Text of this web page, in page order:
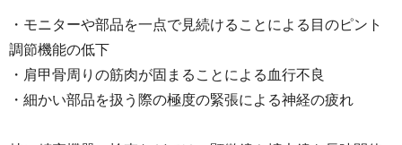
・モニターや部品を一点で見続けることによる目のピント
調節機能の低下
・肩甲骨周りの筋肉が固まることによる血行不良
・細かい部品を扱う際の極度の緊張による神経の疲れ